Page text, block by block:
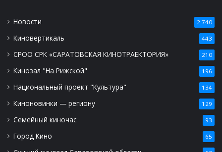
Новости 2 740
Киновертикаль 443
СРОО СРК «САРАТОВСКАЯ КИНОТРАЕКТОРИЯ» 210
Кинозал "На Рижской" 196
Национальный проект "Культура" 134
Киноновинки — региону 129
Семейный киночас 93
Город Кино 65